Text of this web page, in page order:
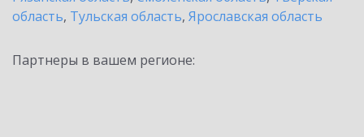
область, Тульская область, Ярославская область
Партнеры в вашем регионе: